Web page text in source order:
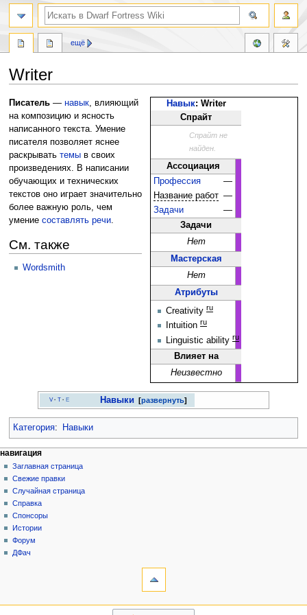
Writer
Перейти
к
навигации
Перейти
к
поиску
Навык: Writer
Спрайт
Спрайт не
найден.
Ассоциация
Профессия
—
Название работ —
Задачи
—
Задачи
Нет
Мастерская
Нет
Атрибуты
Creativity ru
Intuition ru
Linguistic ability ru
Влияет на
Неизвестно
Писатель— навык, влияющий
на композицию и ясность
написанного текста. Умение
писателя позволяет яснее
раскрывать темыв своих
произведениях. В написании
обучающих и технических
текстов оно играет значительно
более важную роль, чем
умение составлять речи.
См. также
Wordsmith
развернуть
V·T · E Навыки
Категория: Навыки
Н
а
в
и
а
ц
действия на странице
статья
обсуждение
читать
просмотр
кода
история
ещё
персональные инструменты
создать
учётную
запись
войти
навигация
Заглавная страница
Свежие правки
Случайная страница
Справка
Спонсоры
Истории
Форум
ДФач
поиск
навигация